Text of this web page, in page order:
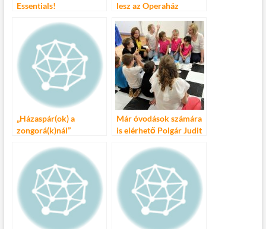
Essentials!
lesz az Operaház
előadása
„Házaspár(ok) a
zongorá(k)nál”
Már óvodások számára
is elérhető Polgár Judit
képességfejlesztő
programja